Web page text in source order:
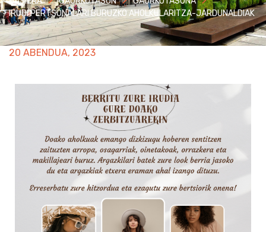
IRUDI PERTSONALARI BURUZKO AHOLKULARITZA-JARDUNALDIAK
20 ABENDUA, 2023